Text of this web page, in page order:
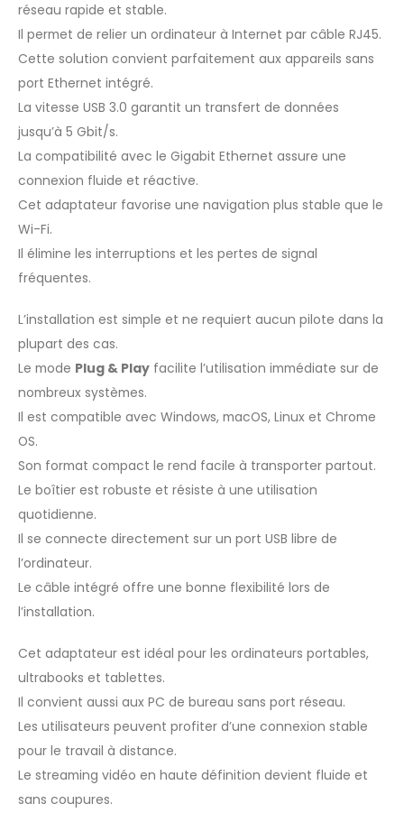
réseau rapide et stable.
Il permet de relier un ordinateur à Internet par câble RJ45.
Cette solution convient parfaitement aux appareils sans
port Ethernet intégré.
La vitesse USB 3.0 garantit un transfert de données
jusqu’à 5 Gbit/s.
La compatibilité avec le Gigabit Ethernet assure une
connexion fluide et réactive.
Cet adaptateur favorise une navigation plus stable que le
Wi-Fi.
Il élimine les interruptions et les pertes de signal
fréquentes.
L’installation est simple et ne requiert aucun pilote dans la
plupart des cas.
Le mode Plug & Play facilite l’utilisation immédiate sur de
nombreux systèmes.
Il est compatible avec Windows, macOS, Linux et Chrome
OS.
Son format compact le rend facile à transporter partout.
Le boîtier est robuste et résiste à une utilisation
quotidienne.
Il se connecte directement sur un port USB libre de
l’ordinateur.
Le câble intégré offre une bonne flexibilité lors de
l’installation.
Cet adaptateur est idéal pour les ordinateurs portables,
ultrabooks et tablettes.
Il convient aussi aux PC de bureau sans port réseau.
Les utilisateurs peuvent profiter d’une connexion stable
pour le travail à distance.
Le streaming vidéo en haute définition devient fluide et
sans coupures.